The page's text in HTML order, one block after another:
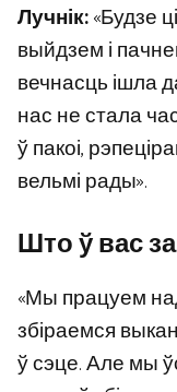
Лучнік:«Будзе
выйдзем і
вечнасць ішла
нас не стала
ў пакоі,
вельмі рады».
Што ў вас
«Мы працуем
збіраемся
ў сэце. Але мы